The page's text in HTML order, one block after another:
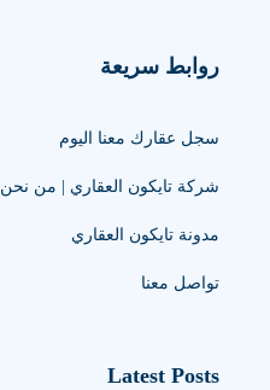
روابط سريعة
سجل عقارك معنا اليوم
شركة تايكون العقاري | من نحن
مدونة تايكون العقاري
تواصل معنا
Latest Posts